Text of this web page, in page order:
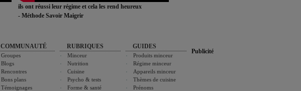
ils ont réussi leur régime et cela les rend heureux
- Méthode Savoir Maigrir
COMMUNAUTÉ
Groupes
Blogs
Rencontres
Bons plans
Témoignages
RUBRIQUES
Minceur
Nutrition
Cuisine
Psycho & tests
Forme & santé
GUIDES
Produits minceur
Régime minceur
Appareils minceur
Thèmes de cuisine
Prénoms
Publicité